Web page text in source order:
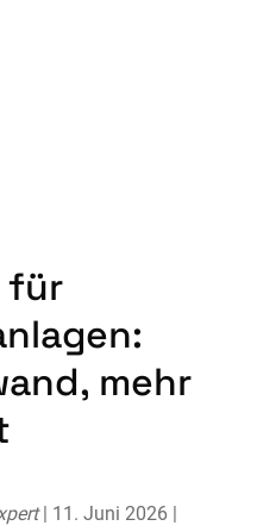
für
mehr
| 11. Juni 2026 |